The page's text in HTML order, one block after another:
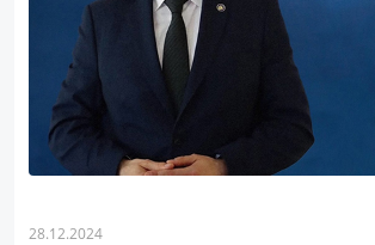
28.12.2024